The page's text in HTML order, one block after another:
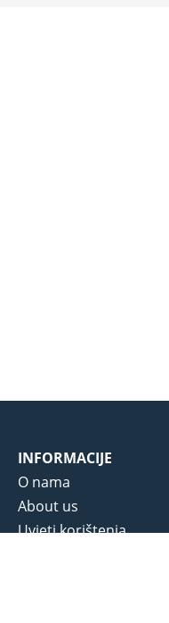
INFORMACIJE
O nama
About us
Uvjeti korištenja